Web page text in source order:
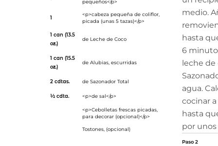
pequeños</p>
1
<p>cabeza pequeña de coliflor,
picada (unas 5 tazas)</p>
1 can (13.5
oz.)
de Leche de Coco
1 can (15.5
oz.)
de Alubias, escurridas
2 cdtas. de Sazonador Total
½ cdta. <p>de sal</p>
<p>Cebolletas frescas picadas,
para decorar (opcional)</p>
Tostones, (opcional)
medio.
hasta
6
leche de
agua.
cocinar
hasta
por
Paso 2